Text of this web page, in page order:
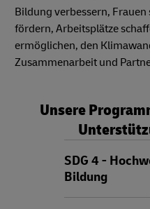
Bildung verbessern,
fördern, Arbeitsplätze
ermöglichen, den
Zusammenarbeit und
Unsere
SDG 4 -
Bildung